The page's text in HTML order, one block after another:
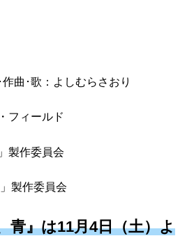
曲･歌：よしむらさおり
フィールド
製作委員会
製作委員会
青』は11月4日（土）よ